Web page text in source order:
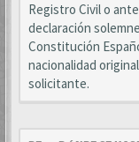
Registro Civil o
declaración
Constitución
nacionalidad
solicitante.